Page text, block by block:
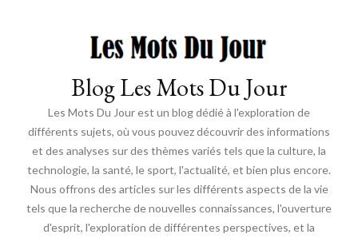
Blog Les Mots Du Jour
Les Mots Du Jour est un blog dédié à l'exploration de
différents sujets, où vous pouvez découvrir des informations
et des analyses sur des thèmes variés tels que la culture, la
technologie, la santé, le sport, l'actualité, et bien plus encore.
Nous offrons des articles sur les différents aspects de la vie
tels que la recherche de nouvelles connaissances, l'ouverture
d'esprit, l'exploration de différentes perspectives, et la